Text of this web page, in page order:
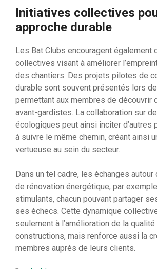
Initiatives collectives
approche durable
Les Bat Clubs encouragent également
collectives visant à améliorer
des chantiers. Des projets pilotes de
durable sont souvent présentés lors
permettant aux membres de découvrir
avant-gardistes. La collaboration sur
écologiques peut ainsi inciter d’autres
à suivre le même chemin, créant ainsi
vertueuse au sein du secteur.
Dans un tel cadre, les échanges
de rénovation énergétique, par
stimulants, chacun pouvant partager
ses échecs. Cette dynamique
seulement à l’amélioration de la
constructions, mais renforce aussi la
membres auprès de leurs clients.